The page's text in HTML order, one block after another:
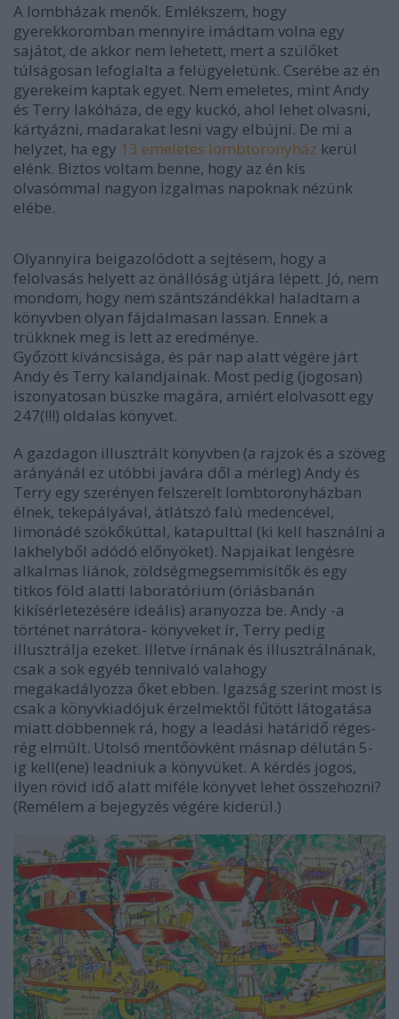
A lombházak menők. Emlékszem, hogy
gyerekkoromban mennyire imádtam volna egy
sajátot, de akkor nem lehetett, mert a szülőket
túlságosan lefoglalta a felügyeletünk. Cserébe az én
gyerekeim kaptak egyet. Nem emeletes, mint Andy
és Terry lakóháza, de egy kuckó, ahol lehet olvasni,
kártyázni, madarakat lesni vagy elbújni. De mi a
helyzet, ha egy 13 emeletes lombtoronyház kerül
elénk. Biztos voltam benne, hogy az én kis
olvasómmal nagyon izgalmas napoknak nézünk
elébe.
Olyannyira beigazolódott a sejtésem, hogy a
felolvasás helyett az önállóság útjára lépett. Jó, nem
mondom, hogy nem szántszándékkal haladtam a
könyvben olyan fájdalmasan lassan. Ennek a
trükknek meg is lett az eredménye.
Győzött kíváncsisága, és pár nap alatt végére járt
Andy és Terry kalandjainak. Most pedig (jogosan)
iszonyatosan büszke magára, amiért elolvasott egy
247(!!!) oldalas könyvet.
A gazdagon illusztrált könyvben (a rajzok és a szöveg
arányánál ez utóbbi javára dől a mérleg) Andy és
Terry egy szerényen felszerelt lombtoronyházban
élnek, tekepályával, átlátszó falú medencével,
limonádé szökőkúttal, katapulttal (ki kell használni a
lakhelyből adódó előnyöket). Napjaikat lengésre
alkalmas liánok, zöldségmegsemmisítők és egy
titkos föld alatti laboratórium (óriásbanán
kikísérletezésére ideális) aranyozza be. Andy -a
történet narrátora- könyveket ír, Terry pedig
illusztrálja ezeket. Illetve írnának és illusztrálnának,
csak a sok egyéb tennivaló valahogy
megakadályozza őket ebben. Igazság szerint most is
csak a könyvkiadójuk érzelmektől fűtött látogatása
miatt döbbennek rá, hogy a leadási határidő réges-
rég elmúlt. Utolsó mentőövként másnap délután 5-
ig kell(ene) leadniuk a könyvüket. A kérdés jogos,
ilyen rövid idő alatt miféle könyvet lehet összehozni?
(Remélem a bejegyzés végére kiderül.)